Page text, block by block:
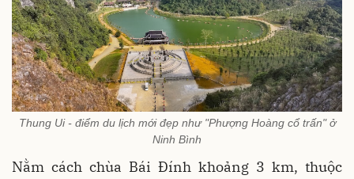
Thung Ui - điểm du lịch mới đẹp như "Phượng Hoàng cổ trấn" ở
Ninh Bình
Nằm cách chùa Bái Đính khoảng 3 km, thuộc